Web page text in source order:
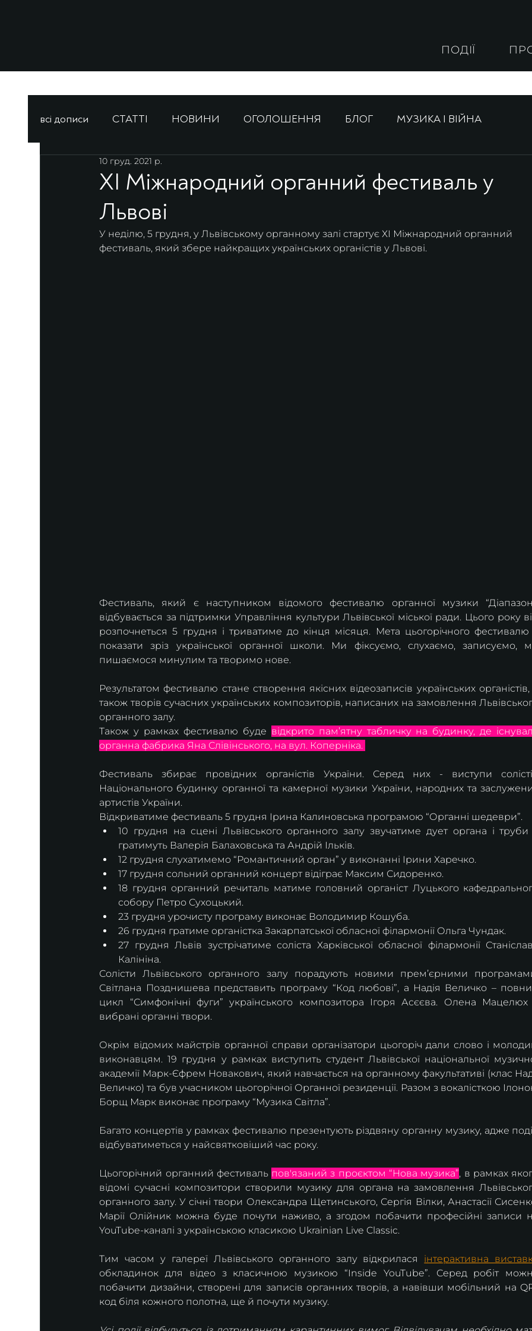
ПОДІЇ
всі дописи СТАТТІ НОВИНИ ОГОЛОШЕННЯ БЛОГ МУЗИКА І ВІЙНА
ХІ Міжнародний органний фестиваль у
Львові
10 груд. 2021 р.
У неділю, 5 грудня, у Львівському органному залі стартує ХІ Міжнародний органний
фестиваль, який збере найкращих українських органістів у Львові.
Фестиваль, який є наступником відомого фестивалю органної музики
відбувається за підтримки Управління культури Львівської міської ради. Цього року
розпочнеться 5 грудня і триватиме до кінця місяця. Мета цьогорічного фестивалю
показати зріз української органної школи. Ми фіксуємо, слухаємо, записуємо,
пишаємося минулим та творимо нове.
Результатом фестивалю стане створення якісних відеозаписів українських органістів,
також творів сучасних українських композиторів, написаних на замовлення
органного залу.
Також у рамках фестивалю буде відкрито пам’ятну табличку на будинку, де
органна фабрика Яна Слівінського, на вул. Коперніка.
Фестиваль збирає провідних органістів України. Серед них - виступи
Національного будинку органної та камерної музики України, народних та
артистів України.
Відкриватиме фестиваль 5 грудня Ірина Калиновська програмою “Органні шедеври”.
10 грудня на сцені Львівського органного залу звучатиме дует органа і труби
гратимуть Валерія Балаховська та Андрій Ільків.
12 грудня слухатимемо “Романтичний орган” у виконанні Ірини Харечко.
17 грудня сольний органний концерт відіграє Максим Сидоренко.
18 грудня органний речиталь матиме головний органіст Луцького
собору Петро Сухоцький.
23 грудня урочисту програму виконає Володимир Кошуба.
26 грудня гратиме органістка Закарпатської обласної філармонії Ольга Чундак.
27 грудня Львів зустрічатиме соліста Харківської обласної філармонії
Калініна.
Солісти Львівського органного залу порадують новими премʼєрними
Світлана Позднишева представить програму “Код любові”, а Надія Величко –
цикл “Симфонічні фуги” українського композитора Ігоря Асєєва. Олена Мацелюх
вибрані органні твори.
Окрім відомих майстрів органної справи організатори цьогоріч дали слово і
виконавцям. 19 грудня у рамках виступить студент Львівської національної
академії Марк-Єфрем Новакович, який навчається на органному факультативі (клас
Величко) та був учасником цьогорічної Органної резиденції. Разом з вокалісткою
Борщ Марк виконає програму “Музика Світла”.
Багато концертів у рамках фестивалю презентують різдвяну органну музику, адже
відбуватиметься у найсвятковіший час року.
Цьогорічний органний фестиваль пов'язаний з проєктом “Нова музика”, в рамках
відомі сучасні композитори створили музику для органа на замовлення
органного залу. У січні твори Олександра Щетинського, Сергія Вілки, Анастасії
Марії Олійник можна буде почути наживо, а згодом побачити професійні записи
YouTube-каналі з українською класикою Ukrainian Live Classic.
Тим часом у галереї Львівського органного залу відкрилася інтерактивна
обкладинок для відео з класичною музикою “Inside YouTube”. Серед робіт
побачити дизайни, створені для записів органних творів, а навівши мобільний на
код біля кожного полотна, ще й почути музику.